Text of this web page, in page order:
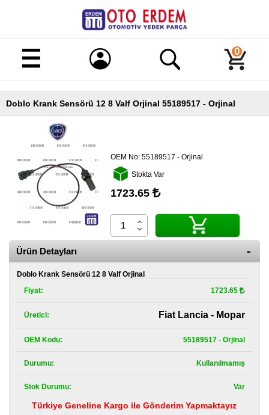
Merhaba!
Giriş
Kayıt
Kampanyalı
Tüm
Ürünler
Hesapları
İletişim
Kategoriler
Yedek
Parça
Parça
TOFAŞ
0
Doblo Krank Sensörü 12 8 Valf Orjinal 55189517 - Orjinal
OEM No:55189517 - Orjinal
Stokta Var
1723.65
Ürün Detayları
Doblo Krank Sensörü 12 8 Valf Orjinal
Fiyat:
1723.65
Üretici: Fiat Lancia - Mopar
OEM Kodu: 55189517 - Orjinal
Durumu: Kullanılmamış
Stok Durumu: Var
Türkiye Geneline Kargo ile Gönderim Yapmaktayız